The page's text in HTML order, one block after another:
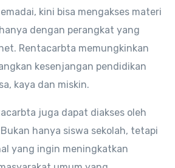
kini bisa mengakses materi
dengan perangkat yang
Rentacarbta memungkinkan
kesenjangan pendidikan
kaya dan miskin.
juga dapat diakses oleh
hanya siswa sekolah, tetapi
yang ingin meningkatkan